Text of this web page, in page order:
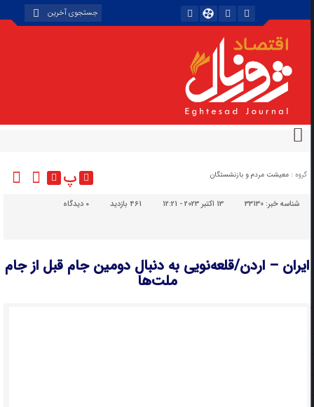
گروه : معیشت مردم و بازنشستگان پ
شناسه خبر:33130 13 اکتبر 2023 - 12:21 461 بازدید دیدگاه
ایران – اردن/قلعه‌نویی به دنبال دومین جام قبل از جام
ملت‌ها